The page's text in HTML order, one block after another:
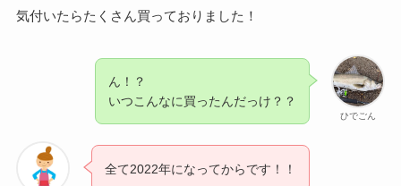
気付いたらたくさん買っておりました！
ひでごん
ん！？
いつこんなに買ったんだっけ？？
全て2022年になってからです！！